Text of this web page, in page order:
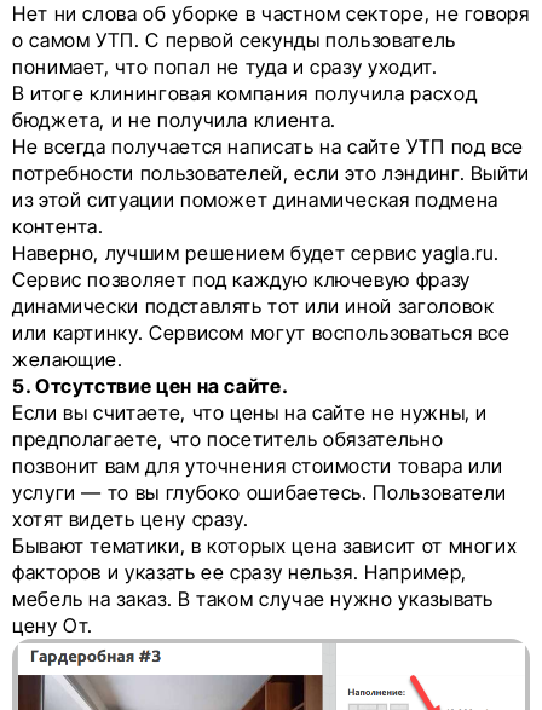
Нет ни слова об уборке в частном секторе, не говоря
о самом УТП. С первой секунды пользователь
понимает, что попал не туда и сразу уходит.
В итоге клининговая компания получила расход
бюджета, и не получила клиента.
Не всегда получается написать на сайте УТП под все
потребности пользователей, если это лэндинг. Выйти
из этой ситуации поможет динамическая подмена
контента.
Наверно, лучшим решением будет сервис yagla.ru.
Сервис позволяет под каждую ключевую фразу
динамически подставлять тот или иной заголовок
или картинку. Сервисом могут воспользоваться все
желающие.
5. Отсутствие цен на сайте.
Если вы считаете, что цены на сайте не нужны, и
предполагаете, что посетитель обязательно
позвонит вам для уточнения стоимости товара или
услуги — то вы глубоко ошибаетесь. Пользователи
хотят видеть цену сразу.
Бывают тематики, в которых цена зависит от многих
факторов и указать ее сразу нельзя. Например,
мебель на заказ. В таком случае нужно указывать
цену От.